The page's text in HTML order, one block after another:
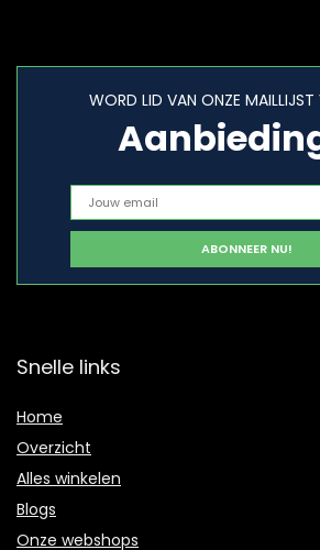
WORD LID VAN ONZE MAILLIJST
Snelle links
Home
Overzicht
Alles winkelen
Blogs
Onze webshops